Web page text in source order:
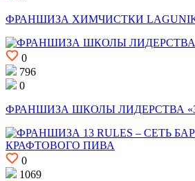
ФРАНШИЗА ХИМЧИСТКИ
0
796
0
ФРАНШИЗА ШКОЛЫ ЛИДЕРСТВА
0
1069